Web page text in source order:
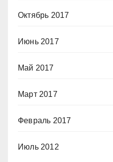
Октябрь 2017
Июнь 2017
Май 2017
Март 2017
Февраль 2017
Июль 2012